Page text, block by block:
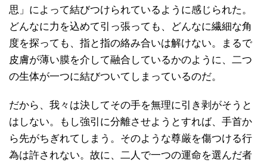
思」によって結びつけられているように感じられた。
どんなに力を込めて引っ張っても、どんなに繊細な角
度を探っても、指と指の絡み合いは解けない。まるで
皮膚が薄い膜を介して融合しているかのように、二つ
の生体が一つに結びついてしまっているのだ。
だから、我々は決してその手を無理に引き剥がそうと
はしない。もし強引に分離させようとすれば、手首か
ら先がちぎれてしまう。そのような尊厳を傷つける行
為は許されない。故に、二人で一つの運命を選んだ者